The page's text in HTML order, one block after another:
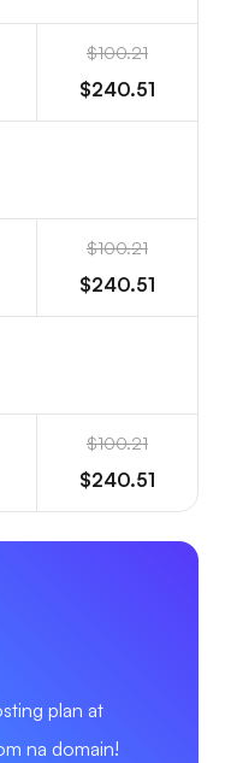
$100.21
$240.51
$100.21
$240.51
$100.21
$240.51
plan at
na domain!